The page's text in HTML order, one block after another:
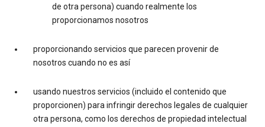
de otra persona) cuando realmente los
proporcionamos nosotros
proporcionando servicios que parecen provenir de
nosotros cuando no es así
usando nuestros servicios (incluido el contenido que
proporcionen) para infringir derechos legales de cualquier
otra persona, como los derechos de propiedad intelectual